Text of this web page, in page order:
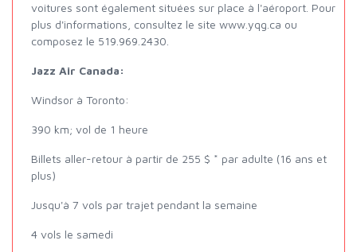
voitures sont également situées sur place à l'aéroport. Pour
plus d'informations, consultez le site www.yqg.ca ou
composez le 519.969.2430.
Jazz Air Canada:
Windsor à Toronto:
390 km; vol de 1 heure
Billets aller-retour à partir de 255 $ * par adulte (16 ans et
plus)
Jusqu'à 7 vols par trajet pendant la semaine
4 vols le samedi